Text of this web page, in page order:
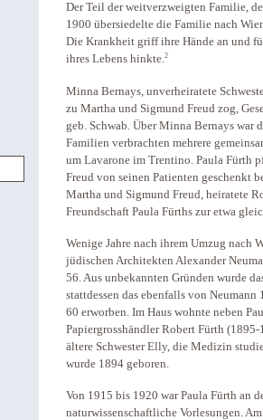
Der Teil der weitverzweigten Familie,
1900 übersiedelte die Familie nach
Die Krankheit griff ihre Hände an und
ihres Lebens hinkte.2
Minna Bernays, unverheiratete
zu Martha und Sigmund Freud zog,
geb. Schwab. Über Minna Bernays war
Familien verbrachten mehrere
um Lavarone im Trentino. Paula Fürth
Freud von seinen Patienten geschenkt
Martha und Sigmund Freud, heiratete
Freundschaft Paula Fürths zur etwa
Wenige Jahre nach ihrem Umzug nach
jüdischen Architekten Alexander
56. Aus unbekannten Gründen wurde
stattdessen das ebenfalls von
60 erworben. Im Haus wohnte neben
Papiergrosshändler Robert Fürth
ältere Schwester Elly, die Medizin
wurde 1894 geboren.
Von 1915 bis 1920 war Paula Fürth an
naturwissenschaftliche Vorlesungen.